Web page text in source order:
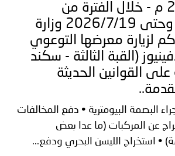
2026/07/17 م - خلال الفترة من
2026/7/16 وحتى 2026/7/19 وزارة
لزيارة معرضها التوعوي
(القبة الثالثة - سكند
القوانين الحديثة
البصمة البيومترية • دفع المخالفات
عن المركبات (ما عدا بعض
• استخراج الليسن البحري ودفع...